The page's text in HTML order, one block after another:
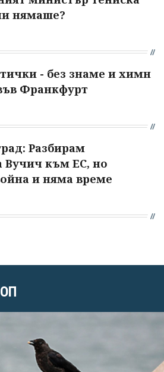
нямаше?
- без знаме и химн
Франкфурт
Разбирам
Вучич към ЕС, но
и няма време